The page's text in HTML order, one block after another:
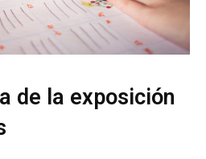
de la exposición